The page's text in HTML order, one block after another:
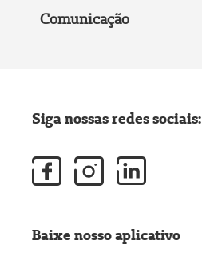
Comunicação
Siga nossas redes sociais:
Baixe nosso aplicativo